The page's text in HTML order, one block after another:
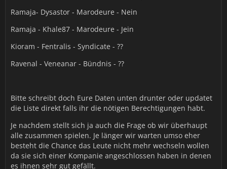
Ramaja- Dysastor - Marodeure - Nein
Ramaja - Khale87 - Marodeure - Jein
Kioram - Fentralis - Syndicate - ??
Ravenal - Veneanar - Bündnis - ??
Bitte schreibt doch Eure Daten unten drunter oder updatet
die Liste direkt falls ihr die nötigen Berechtigungen habt.
Je nachdem stellt sich ja auch die Frage ob wir überhaupt
alle zusammen spielen. Je länger wir warten umso eher
besteht die Chance das Leute nicht mehr wechseln wollen
da sie sich einer Kompanie angeschlossen haben in denen
es ihnen sehr gut gefällt.